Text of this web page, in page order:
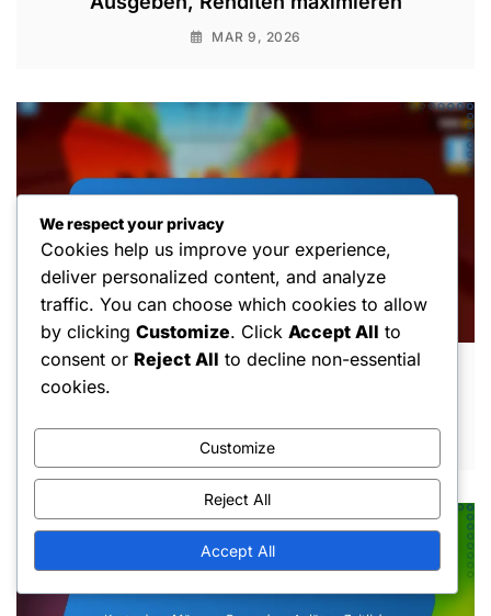
MAR 9, 2026
Kostenlose Münzen: Effiziente Routen,
MAR 6, 2026
We respect your privacy
Cookies help us improve your experience,
deliver personalized content, and analyze
traffic. You can choose which cookies to allow
by clicking Customize. Click Accept All to
consent or Reject All to decline non-essential
cookies.
Customize
Reject All
Accept All